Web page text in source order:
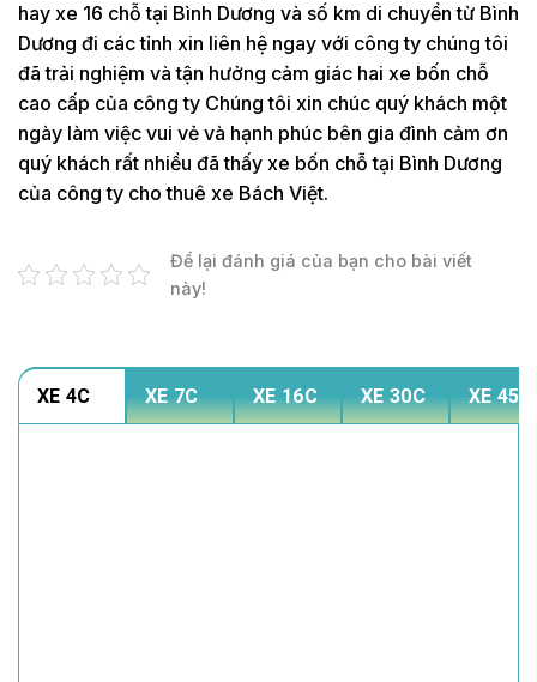
hay xe 16 chỗ tại Bình Dương và số km di chuyển từ Bình
Dương đi các tỉnh xin liên hệ ngay với công ty chúng tôi
đã trải nghiệm và tận hưởng cảm giác hai xe bốn chỗ
cao cấp của công ty Chúng tôi xin chúc quý khách một
ngày làm việc vui vẻ và hạnh phúc bên gia đình cảm ơn
quý khách rất nhiều đã thấy xe bốn chỗ tại Bình Dương
của công ty cho thuê xe Bách Việt.
Để lại đánh giá của bạn cho bài viết
này!
XE 4C XE 7C XE 16C XE 30C XE 45C